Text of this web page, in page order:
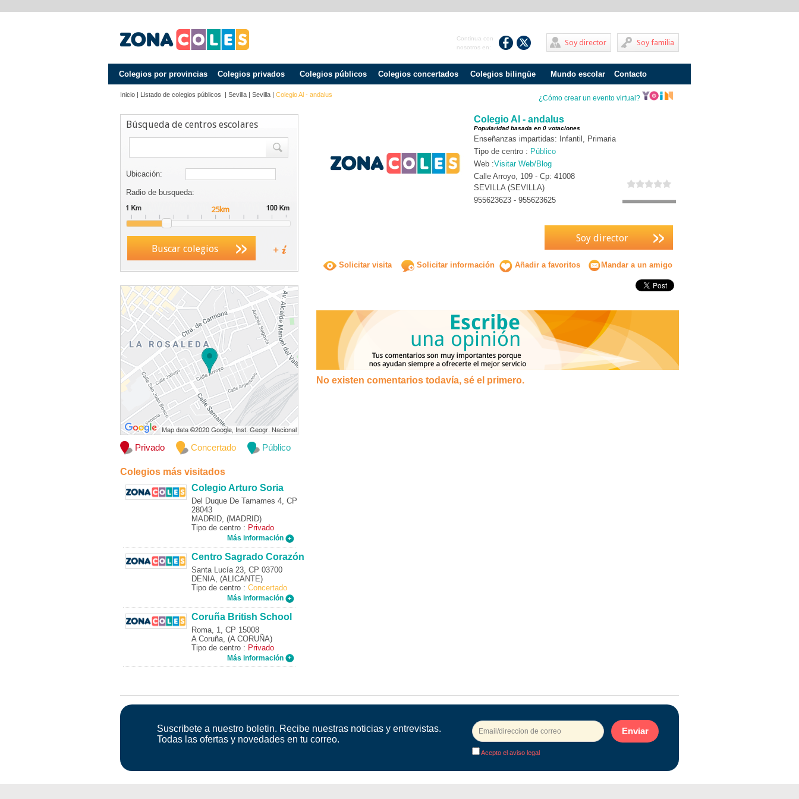
Soy familia
Soy director
Continua con
nosotros en:
Colegios por provincias Colegios privados Colegios públicos Colegios concertados Colegios bilingüe Mundo escolar
Problemas de aprendizaje
Adolescentes
Internados
Acoso escolar
Profesores
Primaria
Contacto
Inicio | Listado de colegios públicos | Sevilla | Sevilla | Colegio Al - andalus ¿Cómo crear un evento virtual?
Búsqueda de centros escolares
Ubicación:
Radio de busqueda:
Buscar colegios
Privado Concertado Público
Colegios más visitados
Colegio Arturo Soria
Del Duque De Tamames 4, CP
28043
MADRID, (MADRID)
Tipo de centro : Privado
Más información
Centro Sagrado Corazón
Santa Lucía 23, CP 03700
DENIA, (ALICANTE)
Tipo de centro : Concertado
Más información
Coruña British School
Roma, 1, CP 15008
A Coruña, (A CORUÑA)
Tipo de centro : Privado
Más información
Colegio Al - andalus
Popularidad basada en 0 votaciones
Enseñanzas impartidas: Infantil, Primaria
Tipo de centro : Público
Web :Visitar Web/Blog
Calle Arroyo, 109 - Cp: 41008
SEVILLA (SEVILLA)
955623623 - 955623625
Soy director
Solicitar visita Solicitar información Añadir a favoritos Mandar a un amigo
No existen comentarios todavía, sé el primero.
Suscribete a nuestro boletin. Recibe nuestras noticias y entrevistas.
Todas las ofertas y novedades en tu correo.
Enviar
Acepto el aviso legal